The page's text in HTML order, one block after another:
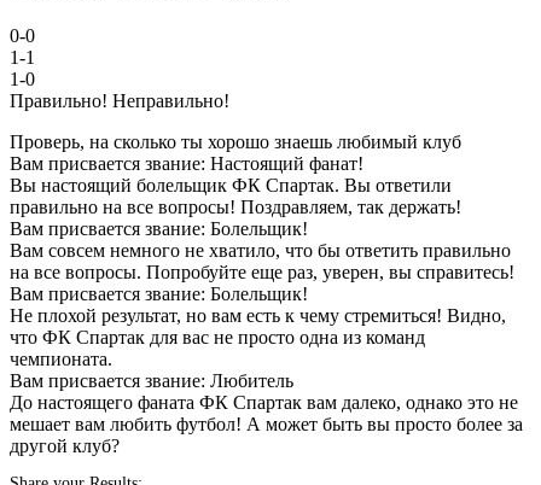
0-0
1-1
1-0
Правильно! Неправильно!
Проверь, на сколько ты хорошо знаешь любимый клуб
Вам присвается звание: Настоящий фанат!
Вы настоящий болельщик ФК Спартак. Вы ответили
правильно на все вопросы! Поздравляем, так держать!
Вам присвается звание: Болельщик!
Вам совсем немного не хватило, что бы ответить правильно
на все вопросы. Попробуйте еще раз, уверен, вы справитесь!
Вам присвается звание: Болельщик!
Не плохой результат, но вам есть к чему стремиться! Видно,
что ФК Спартак для вас не просто одна из команд
чемпионата.
Вам присвается звание: Любитель
До настоящего фаната ФК Спартак вам далеко, однако это не
мешает вам любить футбол! А может быть вы просто более за
другой клуб?